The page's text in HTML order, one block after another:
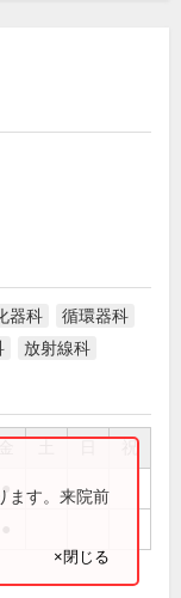
器科
循環器科
放射線科
祝
●ます。来院前
×閉じる